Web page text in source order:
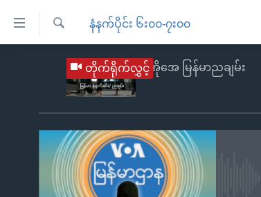
မူလစာမျက်နှာ
ကမ္ဘာ့သတင်းများ
နိုင်ငံတကာ
အမေရိကန်
သတင်းလွတ်လပ်ခွင့်
ရပ်ဝန်းတခု လမ်းတခု အလွန်
နံနက်ပိုင်း ၆း၀၀-၇း၀၀
တိုက်ရိုက်လွှင့်ဗွီအိုအေ မြန်မာညချမ်း